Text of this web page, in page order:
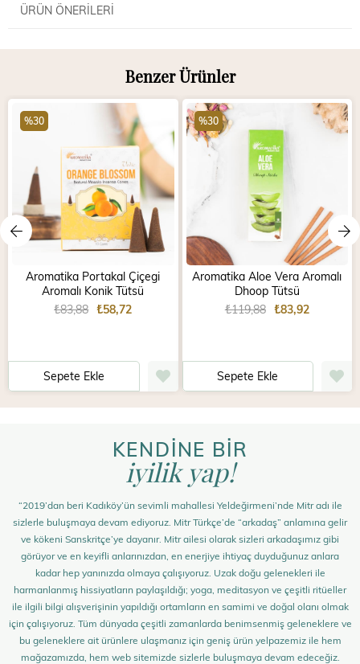
ÜRÜN ÖNERILERI
Benzer Ürünler
Aromatika Portakal Çiçegi
Aromalı Konik Tütsü
₺58,72
₺83,88
Sepete Ekle
%30
Aromatika Aloe Vera Aromalı
Dhoop Tütsü
₺83,92
₺119,88
Sepete Ekle
%30
KENDİNE BİR
iyilik yap!
“2019’dan beri Kadıköy’ün sevimli mahallesi Yeldeğirmeni’nde Mitr adı ile
sizlerle buluşmaya devam ediyoruz. Mitr Türkçe’de “arkadaş” anlamına gelir
ve kökeni Sanskritçe’ye dayanır. Mitr ailesi olarak sizleri arkadaşımız gibi
görüyor ve en keyifli anlarınızdan, en enerjiye ihtiyaç duyduğunuz anlara
kadar hep yanınızda olmaya çalışıyoruz. Uzak doğu gelenekleri ile
harmanlanmış hissiyatların paylaşıldığı; yoga, meditasyon ve çeşitli ritüeller
ile ilgili bilgi alışverişinin yapıldığı ortamların en samimi ve doğal olanı olmak
için çalışıyoruz. Tüm dünyada çeşitli zamanlarda benimsenmiş geleneklere ve
bu geleneklere ait ürünlere ulaşmanız için geniş ürün yelpazemiz ile hem
mağazamızda, hem web sitemizde sizlerle buluşmaya devam edeceğiz.